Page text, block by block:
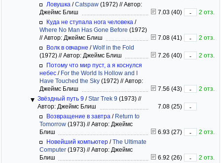
Ловушка /Catspaw (1972) //Автор:
Джеймс Блиш
7.03 (40) -
2 отз.
Куда не ступала нога человека /
Where No Man Has Gone Before (1972)
//Автор: Джеймс Блиш 7.08 (41) -
2 отз.
Волк в овчарне /Wolf in the Fold
(1972) //Автор: Джеймс Блиш 7.26 (40) -
2 отз.
Потому что мир пуст, а я коснулся
небес / For the World Is Hollow and I
Have Touched the Sky (1972) //Автор:
Джеймс Блиш
7.56 (43) -
2 отз.
Звёздный путь 9 /Star Trek 9 (1973) //
Автор: Джеймс Блиш
7.08 (25)
-
Возвращение в завтра / Return to
Tomorrow (1973) //Автор: Джеймс
Блиш
6.93 (27) -
2 отз.
Новейший компьютер /The Ultimate
Computer (1973) //Автор: Джеймс
Блиш
6.92 (26) -
2 отз.